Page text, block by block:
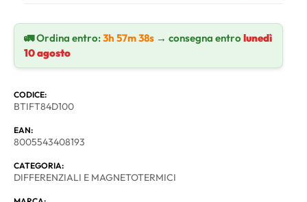
🚛 Ordina entro:3h 57m 37s → consegna entrolunedì
10 agosto
CODICE:
BTIFT84D100
EAN:
8005543408193
CATEGORIA:
DIFFERENZIALI E MAGNETOTERMICI